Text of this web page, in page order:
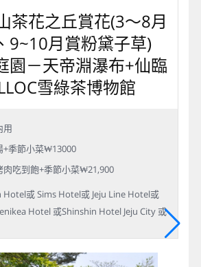
茶花之丘賞花(3～8⽉
9~10⽉賞粉黛⼦草)
園－天帝淵瀑布+仙臨
雪綠茶博物館
用
+季節小菜₩13000
⾁吃到飽+季節小菜₩21,900
Hotel或 Sims Hotel或 Jeju Line Hotel或
Hotel 或Shinshin Hotel Jeju City 或